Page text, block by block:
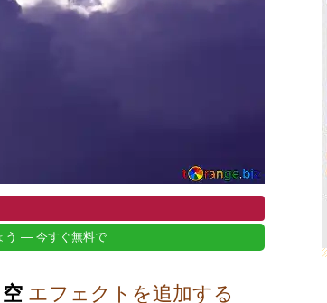
う — 今すぐ無料で
空 エフェクトを追加する